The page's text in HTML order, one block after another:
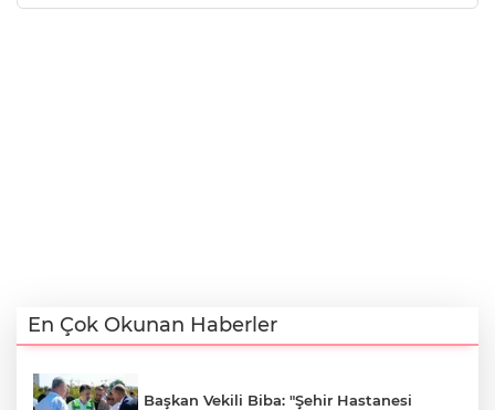
En Çok Okunan Haberler
Başkan Vekili Biba: "Şehir Hastanesi